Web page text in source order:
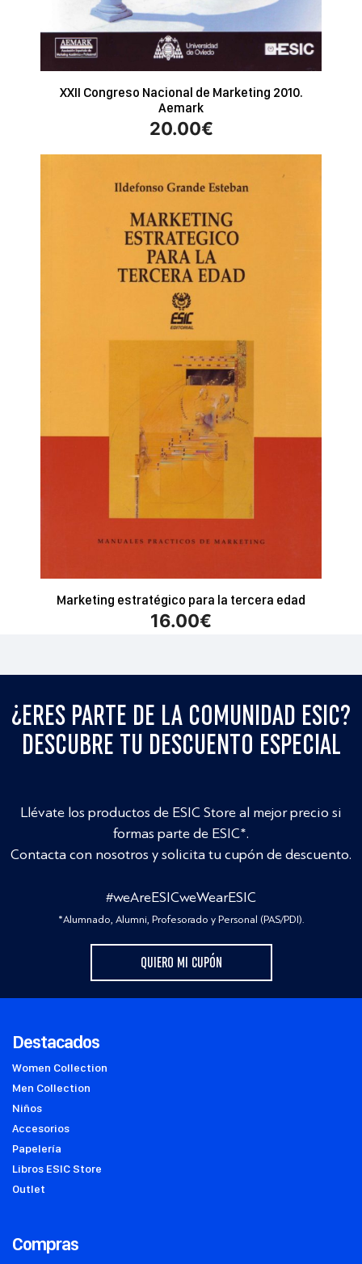
XXII Congreso Nacional de Marketing 2010.
Aemark
20.00€
Marketing estratégico para la tercera edad
16.00€
¿ERES PARTE DE LA COMUNIDAD ESIC?
DESCUBRE TU DESCUENTO ESPECIAL
Llévate los productos de ESIC Store al mejor precio si
formas parte de ESIC*.
Contacta con nosotros y solicita tu cupón de descuento.
#weAreESICweWearESIC
*Alumnado, Alumni, Profesorado y Personal (PAS/PDI).
QUIERO MI CUPÓN
Destacados
Women Collection
Men Collection
Niños
Accesorios
Papelería
Libros ESIC Store
Outlet
Compras